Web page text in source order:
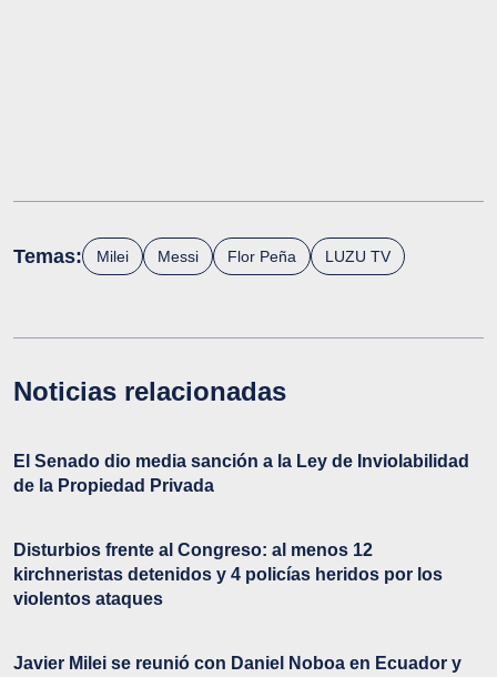
Temas: Milei Messi Flor Peña LUZU TV
Noticias relacionadas
El Senado dio media sanción a la Ley de Inviolabilidad
de la Propiedad Privada
Disturbios frente al Congreso: al menos 12
kirchneristas detenidos y 4 policías heridos por los
violentos ataques
Javier Milei se reunió con Daniel Noboa en Ecuador y